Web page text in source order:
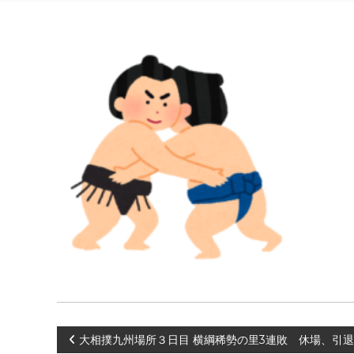
投 大相撲九州場所３日目 横綱稀勢の里3連敗 休場、引